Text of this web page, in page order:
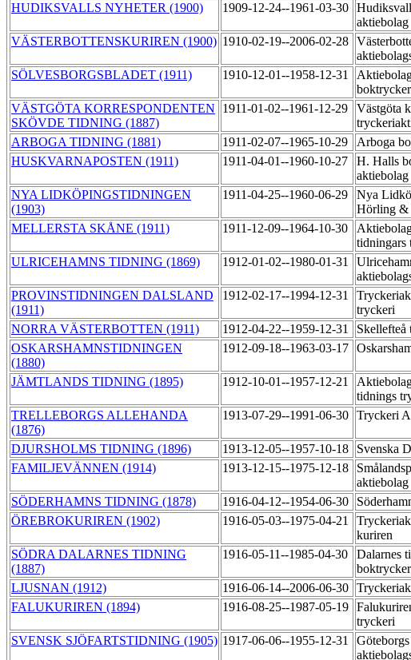
HUDIKSVALLS NYHETER (1900) 1909-12-24--1961-03-30
aktiebolag
VÄSTERBOTTENSKURIREN (1900) 1910-02-19--2006-02-28
SÖLVESBORGSBLADET (1911) 1910-12-01--1958-12-31
VÄSTGÖTA KORRESPONDENTEN
SKÖVDE TIDNING (1887)
1911-01-02--1961-12-29
Västgöta
ARBOGA TIDNING (1881) 1911-02-07--1965-10-29 Arboga
HUSKVARNAPOSTEN (1911) 1911-04-01--1960-10-27
H. Halls
aktiebolag
NYA LIDKÖPINGSTIDNINGEN
(1903)
1911-04-25--1960-06-29
Nya
Hörling &
MELLERSTA SKÅNE (1911) 1911-12-09--1964-10-30
tidningars
ULRICEHAMNS TIDNING (1869) 1912-01-02--1980-01-31
PROVINSTIDNINGEN DALSLAND
(1911)
1912-02-17--1994-12-31
tryckeri
NORRA VÄSTERBOTTEN (1911) 1912-04-22--1959-12-31 Skellefteå
OSKARSHAMNSTIDNINGEN
(1880)
1912-09-18--1963-03-17
JÄMTLANDS TIDNING (1895) 1912-10-01--1957-12-21
tidnings
TRELLEBORGS ALLEHANDA
(1876)
1913-07-29--1991-06-30 Tryckeri
DJURSHOLMS TIDNING (1896) 1913-12-05--1957-10-18 Svenska
FAMILJEVÄNNEN (1914) 1913-12-15--1975-12-18
aktiebolag
SÖDERHAMNS TIDNING (1878) 1916-04-12--1954-06-30
ÖREBROKURIREN (1902) 1916-05-03--1975-04-21
kuriren
SÖDRA DALARNES TIDNING
(1887)
1916-05-11--1985-04-30
Dalarnes
LJUSNAN (1912) 1916-06-14--2006-06-30
FALUKURIREN (1894) 1916-08-25--1987-05-19
tryckeri
SVENSK SJÖFARTSTIDNING (1905) 1917-06-06--1955-12-31